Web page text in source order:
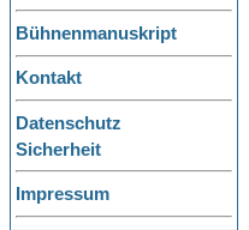
Bühnenmanuskript
Kontakt
Datenschutz
Sicherheit
Impressum